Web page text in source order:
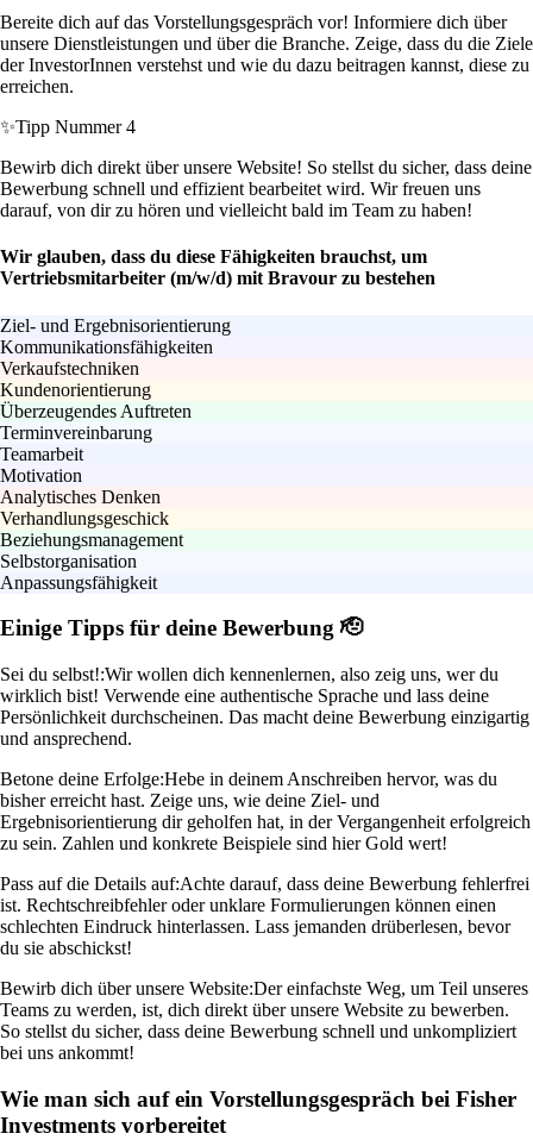
Bereite dich auf das Vorstellungsgespräch vor! Informiere dich über
unsere Dienstleistungen und über die Branche. Zeige, dass du die Ziele
der InvestorInnen verstehst und wie du dazu beitragen kannst, diese zu
erreichen.
✨Tipp Nummer 4
Bewirb dich direkt über unsere Website! So stellst du sicher, dass deine
Bewerbung schnell und effizient bearbeitet wird. Wir freuen uns
darauf, von dir zu hören und vielleicht bald im Team zu haben!
Wir glauben, dass du diese Fähigkeiten brauchst, um
Vertriebsmitarbeiter (m/w/d) mit Bravour zu bestehen
Ziel- und Ergebnisorientierung
Kommunikationsfähigkeiten
Verkaufstechniken
Kundenorientierung
Überzeugendes Auftreten
Terminvereinbarung
Teamarbeit
Motivation
Analytisches Denken
Verhandlungsgeschick
Beziehungsmanagement
Selbstorganisation
Anpassungsfähigkeit
Einige Tipps für deine Bewerbung 🫡
Sei du selbst!:Wir wollen dich kennenlernen, also zeig uns, wer du
wirklich bist! Verwende eine authentische Sprache und lass deine
Persönlichkeit durchscheinen. Das macht deine Bewerbung einzigartig
und ansprechend.
Betone deine Erfolge:Hebe in deinem Anschreiben hervor, was du
bisher erreicht hast. Zeige uns, wie deine Ziel- und
Ergebnisorientierung dir geholfen hat, in der Vergangenheit erfolgreich
zu sein. Zahlen und konkrete Beispiele sind hier Gold wert!
Pass auf die Details auf:Achte darauf, dass deine Bewerbung fehlerfrei
ist. Rechtschreibfehler oder unklare Formulierungen können einen
schlechten Eindruck hinterlassen. Lass jemanden drüberlesen, bevor
du sie abschickst!
Bewirb dich über unsere Website:Der einfachste Weg, um Teil unseres
Teams zu werden, ist, dich direkt über unsere Website zu bewerben.
So stellst du sicher, dass deine Bewerbung schnell und unkompliziert
bei uns ankommt!
Wie man sich auf ein Vorstellungsgespräch bei Fisher
Investments vorbereitet